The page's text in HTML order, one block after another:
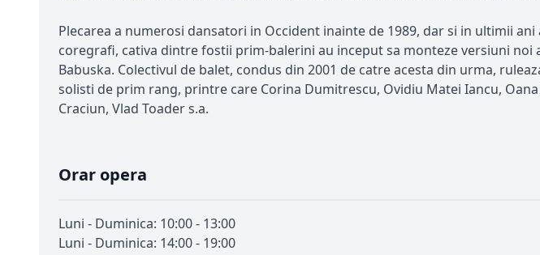
Plecarea a numerosi dansatori in Occident inainte de 1989, dar si in ultimii
coregrafi, cativa dintre fostii prim-balerini au inceput sa monteze versiuni noi
Babuska. Colectivul de balet, condus din 2001 de catre acesta din urma,
solisti de prim rang, printre care Corina Dumitrescu, Ovidiu Matei Iancu,
Craciun, Vlad Toader s.a.
Orar opera
Luni - Duminica: 10:00 - 13:00
Luni - Duminica: 14:00 - 19:00